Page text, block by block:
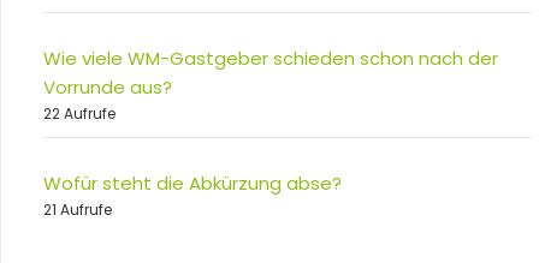
Wie viele WM-Gastgeber schieden schon nach der
Vorrunde aus?
22 Aufrufe
Wofür steht die Abkürzung abse?
21 Aufrufe